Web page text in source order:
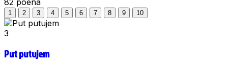
1 2 3 4 5 6 7 8 9 10
3
Put putujem